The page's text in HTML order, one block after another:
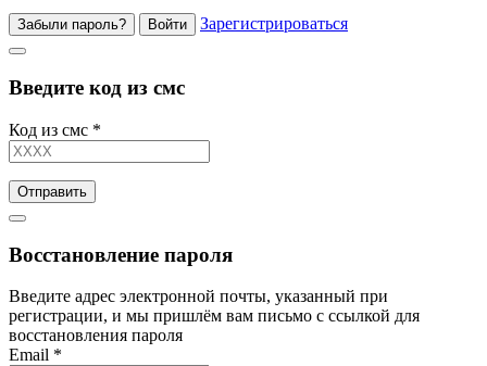
Забыли пароль? Войти Зарегистрироваться
Введите код из смс
Код из смс *
Отправить
Восстановление пароля
Введите адрес электронной почты, указанный при
регистрации, и мы пришлём вам письмо с ссылкой для
восстановления пароля
Email *